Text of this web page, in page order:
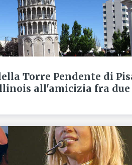
Torre Pendente di
all'amicizia fra due